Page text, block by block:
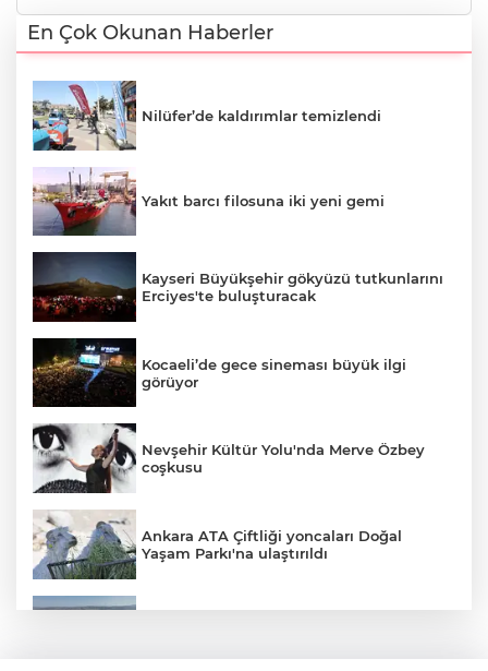
En Çok Okunan Haberler
Nilüfer’de kaldırımlar temizlendi
Yakıt barcı filosuna iki yeni gemi
Kayseri Büyükşehir gökyüzü tutkunlarını
Erciyes'te buluşturacak
Kocaeli’de gece sineması büyük ilgi
görüyor
Nevşehir Kültür Yolu'nda Merve Özbey
coşkusu
Ankara ATA Çiftliği yoncaları Doğal
Yaşam Parkı'na ulaştırıldı